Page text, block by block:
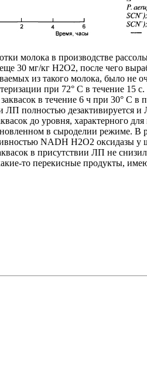
молока в производстве
30 мг/кг Н2O2, после чего
из такого молока, было не
при 72° С в течение
в течение 6 ч при 30°
полностью дезактивируется
до уровня, характерного
в сыроделии режиме. В
NADH Н2О2 оксидазы у
в присутствии ЛП не
то перекисные продукты,